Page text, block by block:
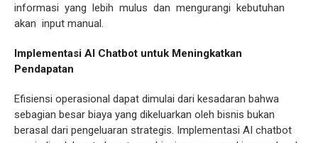
informasi yang lebih mulus dan mengurangi kebutuhan
akan input manual.
Implementasi AI Chatbot untuk Meningkatkan
Pendapatan
Efisiensi operasional dapat dimulai dari kesadaran bahwa
sebagian besar biaya yang dikeluarkan oleh bisnis bukan
berasal dari pengeluaran strategis. Implementasi AI chatbot